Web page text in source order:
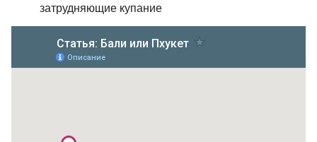
затрудняющие купание